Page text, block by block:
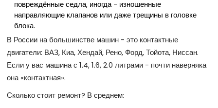
повреждённые седла, иногда - изношенные
направляющие клапанов или даже трещины в головке
блока.
В России на большинстве машин - это контактные
двигатели: ВАЗ, Киа, Хендай, Рено, Форд, Тойота, Ниссан.
Если у вас машина с 1.4, 1.6, 2.0 литрами - почти наверняка
она «контактная».
Сколько стоит ремонт? В среднем: